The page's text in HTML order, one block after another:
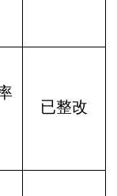
已整改